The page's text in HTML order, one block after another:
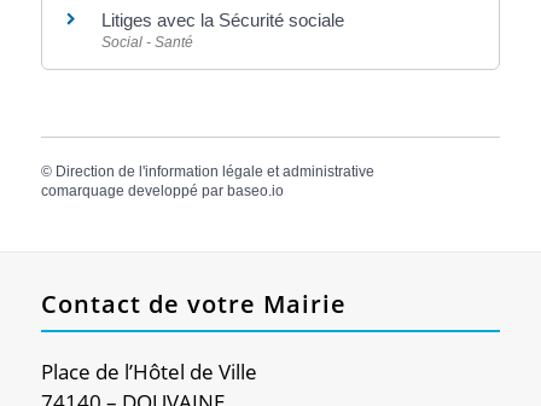
Litiges avec la Sécurité sociale
Social - Santé
© Direction de l'information légale et administrative
comarquage developpé par baseo.io
Contact de votre Mairie
Place de l’Hôtel de Ville